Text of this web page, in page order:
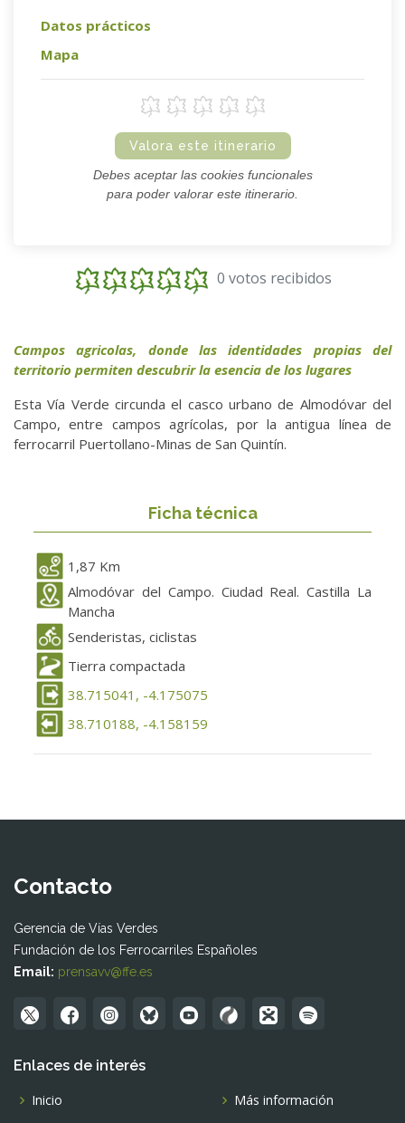
Datos prácticos
Mapa
Valora este itinerario
Debes aceptar las cookies funcionales
para poder valorar este itinerario.
0 votos recibidos
Campos agricolas, donde las identidades propias del
territorio permiten descubrir la esencia de los lugares
Esta Vía Verde circunda el casco urbano de Almodóvar del
Campo, entre campos agrícolas, por la antigua línea de
ferrocarril Puertollano-Minas de San Quintín.
Ficha técnica
1,87 Km
Almodóvar del Campo. Ciudad Real. Castilla La
Mancha
Senderistas, ciclistas
Tierra compactada
38.715041, -4.175075
38.710188, -4.158159
Contacto
Gerencia de Vías Verdes
Fundación de los Ferrocarriles Españoles
Email: prensavv@ffe.es
Enlaces de interés
Inicio
Más información